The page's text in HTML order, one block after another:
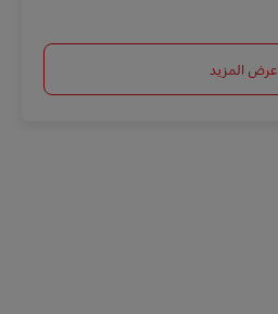
عرض المزيد